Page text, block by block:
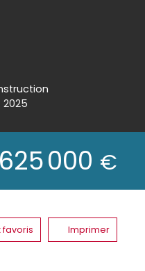
2025
625 000 €
favoris Imprimer